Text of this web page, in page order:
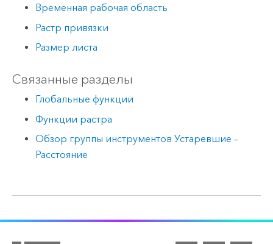
Временная рабочая область
Растр привязки
Размер листа
Связанные разделы
Глобальные функции
Функции растра
Обзор группы инструментов Устаревшие –
Расстояние